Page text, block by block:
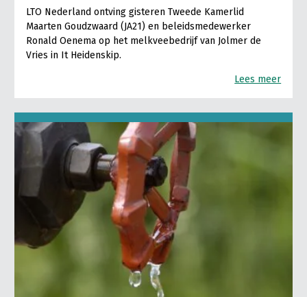
LTO Nederland ontving gisteren Tweede Kamerlid
Maarten Goudzwaard (JA21) en beleidsmedewerker
Ronald Oenema op het melkveebedrijf van Jolmer de
Vries in It Heidenskip.
Lees meer